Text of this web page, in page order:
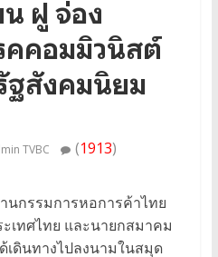
ฝู จ่อง
คคอมมิวนิสต์
ฐสังคมนิยม
TVBC (1913)
กรรมการหอการค้าไทย
เทศไทย และนายกสมาคม
เดินทางไปลงนามในสมุด